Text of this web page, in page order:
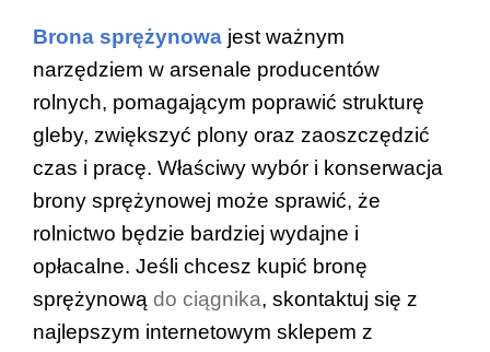
Brona sprężynowa jest ważnym
narzędziem w arsenale producentów
rolnych, pomagającym poprawić strukturę
gleby, zwiększyć plony oraz zaoszczędzić
czas i pracę. Właściwy wybór i konserwacja
brony sprężynowej może sprawić, że
rolnictwo będzie bardziej wydajne i
opłacalne. Jeśli chcesz kupić bronę
sprężynową do ciągnika, skontaktuj się z
najlepszym internetowym sklepem z